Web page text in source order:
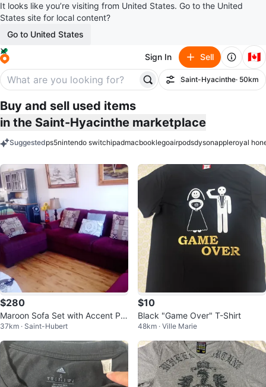
It looks like you’re visiting from United States. Go to the United
States site for local content?
Go to United States
Sign In Sell 🇨🇦
Filter
Saint-Hyacinthe· 50km
Buy and sell used items
in the Saint-Hyacinthe marketplace
Suggestedps5nintendo switchipadmacbooklegoairpodsdysonappleroyal
$280
Maroon Sofa Set with Accent Pill
ows
37km · Saint-Hubert
$10
Black "Game Over" T-Shirt
48km · Ville Marie